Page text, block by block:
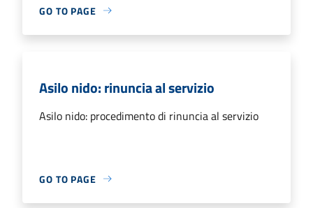
GO TO PAGE
Asilo nido: rinuncia al servizio
Asilo nido: procedimento di rinuncia al servizio
GO TO PAGE